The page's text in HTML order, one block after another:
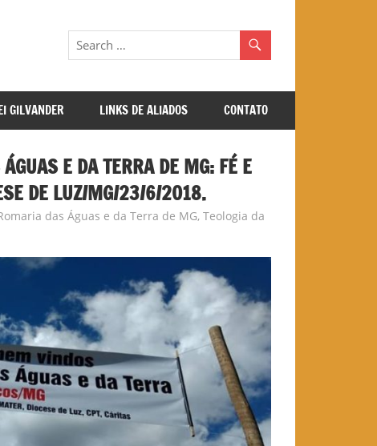
GILVANDER LINKS DE ALIADOS CONTATO
E DA TERRA DE MG: FÉ E
DE LUZ/MG/23/6/2018.
das Águas e da Terra de MG, Teologia da